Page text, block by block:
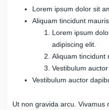
Lorem ipsum dolor sit
Aliquam tincidunt
Lorem ipsum
adipiscing elit.
Aliquam tincidunt
Vestibulum
Vestibulum auctor
Ut non gravida arcu. Vivamus